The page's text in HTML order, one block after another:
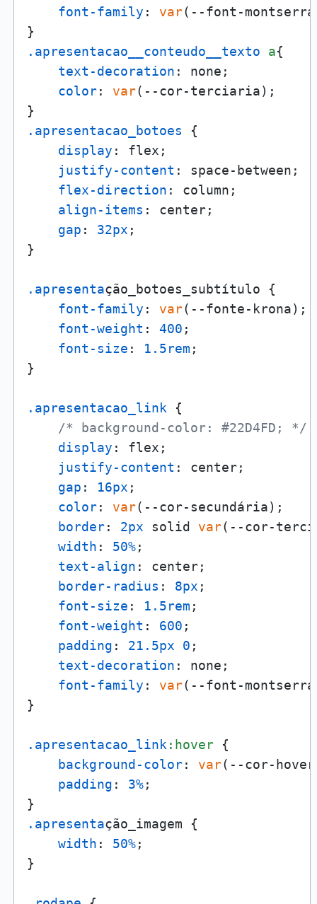
font-family : var(--font-
.apresentacao__conteudo__texto
a{
text-decoration : none;
color: var(--cor-terciaria);
.apresentacao_botoes {
display : flex;
justify-content : space-between;
flex-direction : column;
align-items : center;
gap : 32px ;
}
.apresentação_botoes_subtítulo {
font-family : var(--fonte-krona);
font-weight : 400 ;
font-size : 1.5rem ;
}
.apresentacao_link {
/* background-color: #22D4FD; */
display : flex;
justify-content : center;
gap : 16px ;
color: var(--cor-secundária);
border: 2px solid var(--cor-
width : 50%;
text-align : center;
border-radius : 8px ;
font-size : 1.5rem ;
font-weight : 600 ;
padding : 21.5px 0 ;
text-decoration : none;
font-family : var(--font-
}
.apresentacao_link :hover {
background-color: var(--cor-
padding : 3%;
.apresentação_imagem {
width : 50%;
}